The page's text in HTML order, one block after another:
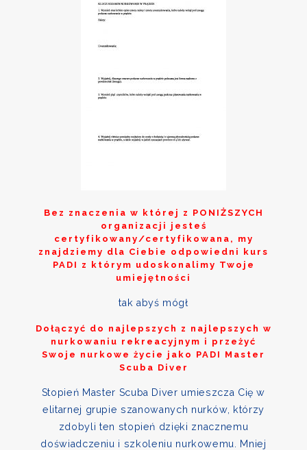
Bez znaczenia w której z PONIŻSZYCH
organizacji jesteś
certyfikowany/certyfikowana, my
znajdziemy dla Ciebie odpowiedni kurs
PADI z którym udoskonalimy Twoje
umiejętności
tak abyś mógł
Dołączyć do najlepszych z najlepszych w
nurkowaniu rekreacyjnym i przeżyć
Swoje nurkowe życie jako PADI Master
Scuba Diver
Stopień Master Scuba Diver umieszcza Cię w
elitarnej grupie szanowanych nurków, którzy
zdobyli ten stopień dzięki znacznemu
doświadczeniu i szkoleniu nurkowemu. Mniej